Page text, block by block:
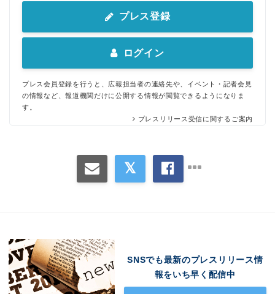
プレス登録
ログイン
プレス会員登録を行うと、広報担当者の連絡先や、イベント・記者会見
の情報など、報道機関だけに公開する情報が閲覧できるようになりま
す。
プレスリリース受信に関するご案内
SNSでも最新のプレスリリース情
報をいち早く配信中